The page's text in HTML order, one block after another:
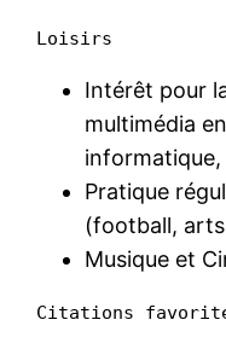
Loisirs
Intérêt pour
multimédia
Pratique
(football,
Musique et
Citations